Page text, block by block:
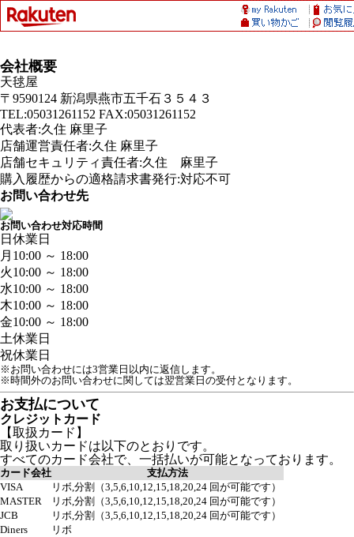
会社概要
天毬屋
〒9590124 新潟県燕市五千石３５４３
TEL:05031261152 FAX:05031261152
代表者:久住 麻里子
店舗運営責任者:久住 麻里子
店舗セキュリティ責任者:久住 麻里子
購入履歴からの適格請求書発行:対応不可
お問い合わせ先
お問い合わせ対応時間
日 休業日
月 10:00 ～ 18:00
火10:00 ～ 18:00
水10:00 ～ 18:00
木10:00 ～ 18:00
金10:00 ～ 18:00
土休業日
祝休業日
※お問い合わせには3営業日以内に返信します。
※時間外のお問い合わせに関しては翌営業日の受付となります。
お支払について
クレジットカード
【取扱カード】
取り扱いカードは以下のとおりです。
すべてのカード会社で、一括払いが可能となっております。
カード会社
支払方法
VISA
リボ,分割（3,5,6,10,12,15,18,20,24 回が可能です）
MASTER
リボ,分割（3,5,6,10,12,15,18,20,24 回が可能です）
JCB
リボ,分割（3,5,6,10,12,15,18,20,24 回が可能です）
Diners
リボ